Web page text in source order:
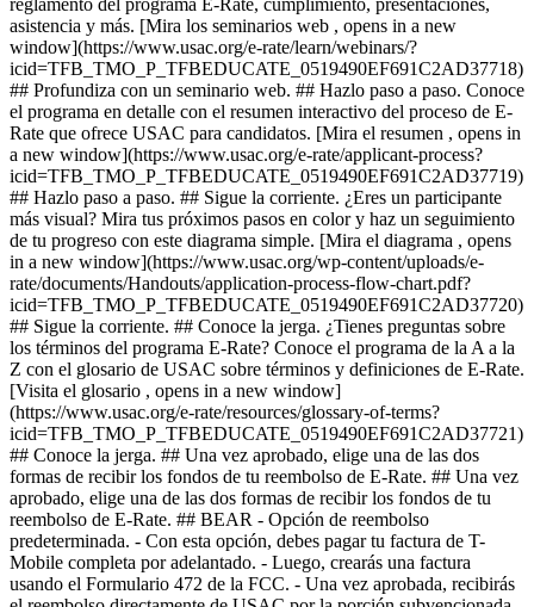
reglamento del programa E-Rate, cumplimiento, presentaciones,
asistencia y más. [Mira los seminarios web , opens in a new
window](https://www.usac.org/e-rate/learn/webinars/?
icid=TFB_TMO_P_TFBEDUCATE_0519490EF691C2AD37718)
## Profundiza con un seminario web. ## Hazlo paso a paso. Conoce
el programa en detalle con el resumen interactivo del proceso de E-
Rate que ofrece USAC para candidatos. [Mira el resumen , opens in
a new window](https://www.usac.org/e-rate/applicant-process?
icid=TFB_TMO_P_TFBEDUCATE_0519490EF691C2AD37719)
## Hazlo paso a paso. ## Sigue la corriente. ¿Eres un participante
más visual? Mira tus próximos pasos en color y haz un seguimiento
de tu progreso con este diagrama simple. [Mira el diagrama , opens
in a new window](https://www.usac.org/wp-content/uploads/e-
rate/documents/Handouts/application-process-flow-chart.pdf?
icid=TFB_TMO_P_TFBEDUCATE_0519490EF691C2AD37720)
## Sigue la corriente. ## Conoce la jerga. ¿Tienes preguntas sobre
los términos del programa E-Rate? Conoce el programa de la A a la
Z con el glosario de USAC sobre términos y definiciones de E-Rate.
[Visita el glosario , opens in a new window]
(https://www.usac.org/e-rate/resources/glossary-of-terms?
icid=TFB_TMO_P_TFBEDUCATE_0519490EF691C2AD37721)
## Conoce la jerga. ## Una vez aprobado, elige una de las dos
formas de recibir los fondos de tu reembolso de E-Rate. ## Una vez
aprobado, elige una de las dos formas de recibir los fondos de tu
reembolso de E-Rate. ## BEAR - Opción de reembolso
predeterminada. - Con esta opción, debes pagar tu factura de T-
Mobile completa por adelantado. - Luego, crearás una factura
usando el Formulario 472 de la FCC. - Una vez aprobada, recibirás